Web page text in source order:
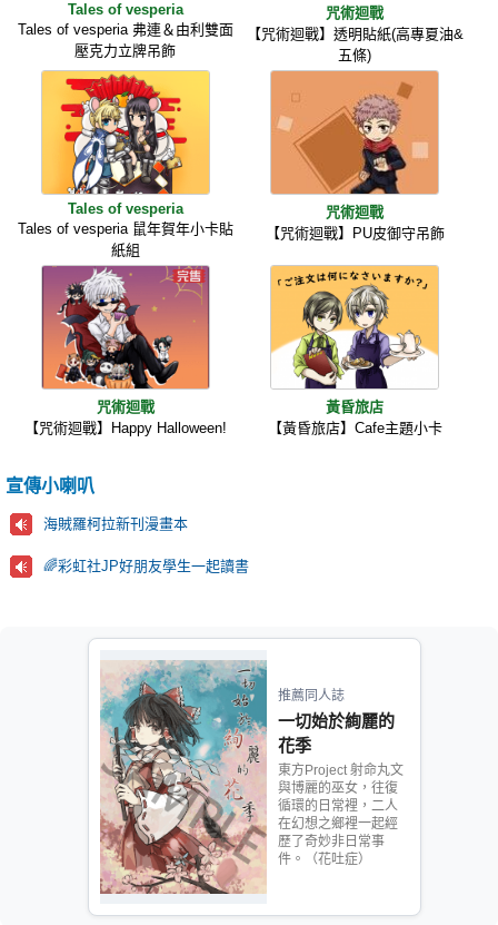
Tales of vesperia
Tales of vesperia 弗連＆由利雙面
壓克力立牌吊飾
咒術迴戰
【咒術迴戰】透明貼紙(高專夏油&
五條)
Tales of vesperia
Tales of vesperia 鼠年賀年小卡貼
紙組
咒術迴戰
【咒術迴戰】PU皮御守吊飾
咒術迴戰
【咒術迴戰】Happy Halloween!
黃昏旅店
【黃昏旅店】Cafe主題小卡
宣傳小喇叭
海賊羅柯拉新刊漫畫本
🌈彩虹社JP好朋友學生一起讀書
推薦同人誌
一切始於絢麗的
花季
東方Project 射命丸文
與博麗的巫女，往復
循環的日常裡，二人
在幻想之鄉裡一起經
歷了奇妙非日常事
件。（花吐症）